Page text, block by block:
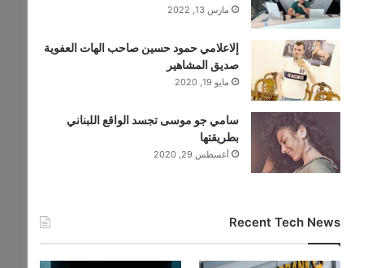
مارس 13, 2022
إلاعلامي حمود حسين صاحب الهات العفوية
صديق المشاهير
مايو 19, 2020
سامي جو موسى تجسد الواقع اللبناني
بطريقتها
أغسطس 29, 2020
Recent Tech News